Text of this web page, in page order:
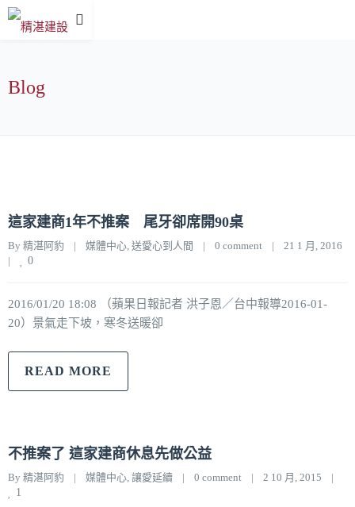
Blog
這家建商1年不推案 尾牙卻席開90桌
By 精湛阿豹 | 媒體中心, 送愛心到人間 | 0 comment |
|
0
2016/01/20 18:08 （蘋果日報記者 洪子恩／台中報導2016-01-
20）景氣走下坡，寒冬送暖卻
READ MORE
不推案了 這家建商休息先做公益
By 精湛阿豹 | 媒體中心, 讓愛延續 | 0 comment | 2 10 月, 2015 |
1